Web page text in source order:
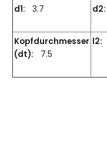
d1: 3.7 d2:
Kopfdurchmesser
(dt): 7.5
l2: